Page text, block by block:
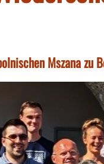
Mszana zu